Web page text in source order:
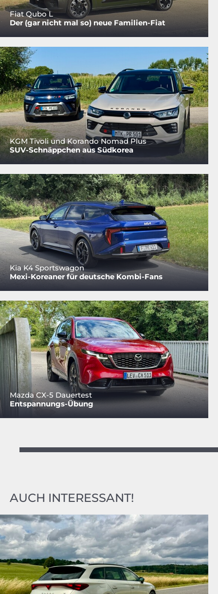
Fiat Qubo L
Der (gar nicht mal so) neue Familien-Fiat
KGM Tivoli und Korando Nomad Plus
SUV-Schnäppchen aus Südkorea
Kia K4 Sportswagon
Mexi-Koreaner für deutsche Kombi-Fans
Mazda CX-5 Dauertest
Entspannungs-Übung
AUCH INTERESSANT!